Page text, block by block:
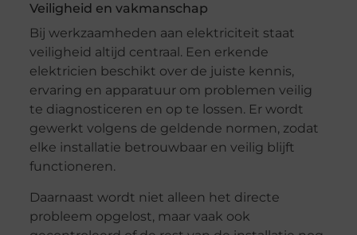
Veiligheid en vakmanschap
Bij werkzaamheden aan elektriciteit staat
veiligheid altijd centraal. Een erkende
elektricien beschikt over de juiste kennis,
ervaring en apparatuur om problemen veilig
te diagnosticeren en op te lossen. Er wordt
gewerkt volgens de geldende normen, zodat
elke installatie betrouwbaar en veilig blijft
functioneren.
Daarnaast wordt niet alleen het directe
probleem opgelost, maar vaak ook